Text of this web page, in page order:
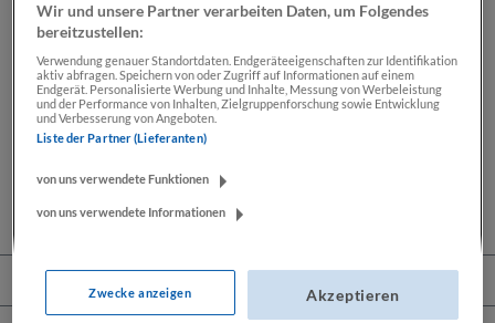
Beschreibung
Max Reinhardt war eine der prägenden Persönlichkeiten
im deutschsprachigen Theaterleben. Anlässlich seines
Service-Hotline
Wir und unsere Partner verarbeiten Daten, um Folgendes
bereitzustellen:
Verwendung genauer Standortdaten. Endgeräteeigenschaften zur Identifikation
aktiv abfragen. Speichern von oder Zugriff auf Informationen auf einem
Endgerät. Personalisierte Werbung und Inhalte, Messung von Werbeleistung
und der Performance von Inhalten, Zielgruppenforschung sowie Entwicklung
und Verbesserung von Angeboten.
Liste der Partner (Lieferanten)
von uns verwendete Funktionen
von uns verwendete Informationen
Zwecke anzeigen Akzeptieren